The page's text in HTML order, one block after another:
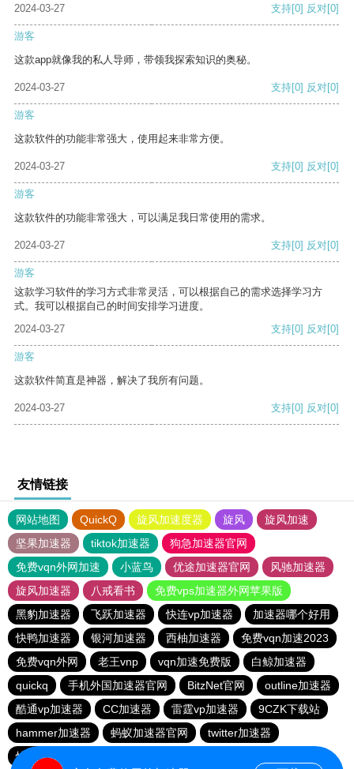
2024-03-27 支持[0] 反对[0]
游客
这款app就像我的私人导师，带领我探索知识的奥秘。
2024-03-27 支持[0] 反对[0]
游客
这款软件的功能非常强大，使用起来非常方便。
2024-03-27 支持[0] 反对[0]
游客
这款软件的功能非常强大，可以满足我日常使用的需求。
2024-03-27 支持[0] 反对[0]
游客
这款学习软件的学习方式非常灵活，可以根据自己的需求选择学习方
式。我可以根据自己的时间安排学习进度。
2024-03-27
支持[0] 反对[0]
游客
这款软件简直是神器，解决了我所有问题。
2024-03-27 支持[0] 反对[0]
友情链接
网站地图 QuickQ 旋风加速度器 旋风
旋风加速
坚果加速器
tiktok加速器
狗急加速器官网
免费vqn外网加速
小蓝鸟 优途加速器官网
风驰加速器
旋风加速器
八戒看书
免费vps加速器外网苹果版
黑豹加速器
飞跃加速器 快连vp加速器
加速器哪个好用
快鸭加速器
银河加速器 西柚加速器
免费vqn加速2023
免费vqn外网
老王vnp vqn加速免费版
白鲸加速器
quickq
手机外国加速器官网 BitzNet官网
outline加速器
酷通vp加速器
CC加速器 雷霆vp加速器
9CZK下载站
hammer加速器
蚂蚁加速器官网
twitter加速器
快连vρn加速器